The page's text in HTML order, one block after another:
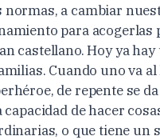
normas, a cambiar
para acogerlas
castellano. Hoy ya
Cuando uno va
de repente se
capacidad de hacer
o que tiene un